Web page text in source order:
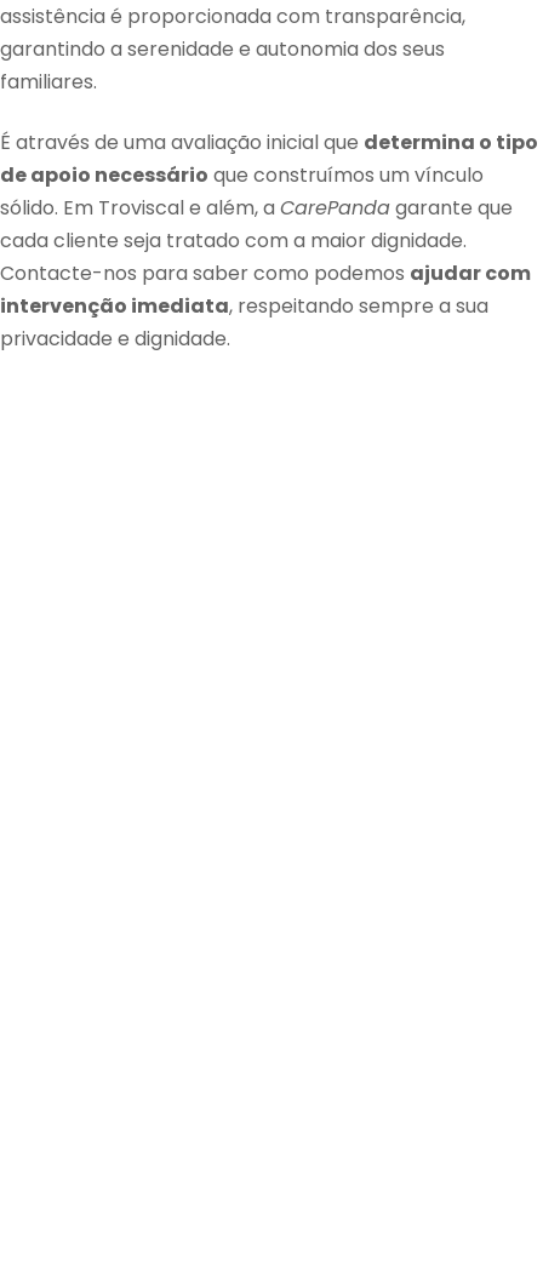
assistência é proporcionada com transparência,
garantindo a serenidade e autonomia dos seus
familiares.
É através de uma avaliação inicial que determina o tipo
de apoio necessário que construímos um vínculo
sólido. Em Troviscal e além, a CarePandagarante que
cada cliente seja tratado com a maior dignidade.
Contacte-nos para saber como podemos ajudar com
intervenção imediata, respeitando sempre a sua
privacidade e dignidade.